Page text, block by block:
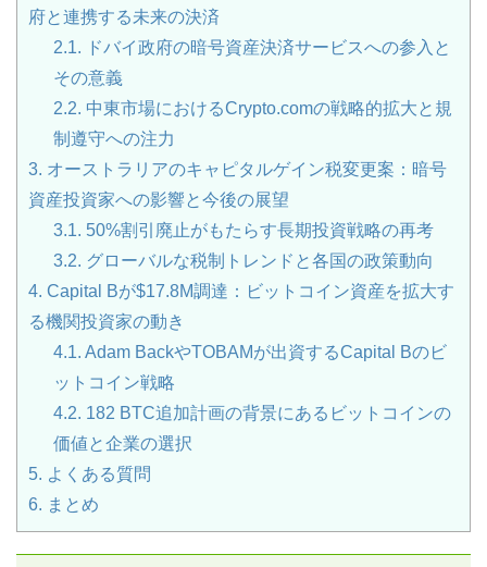
府と連携する未来の決済
2.1. ドバイ政府の暗号資産決済サービスへの参入と
その意義
2.2. 中東市場におけるCrypto.comの戦略的拡大と規
制遵守への注力
3. オーストラリアのキャピタルゲイン税変更案：暗号
資産投資家への影響と今後の展望
3.1. 50%割引廃止がもたらす長期投資戦略の再考
3.2. グローバルな税制トレンドと各国の政策動向
4. Capital Bが$17.8M調達：ビットコイン資産を拡大す
る機関投資家の動き
4.1. Adam BackやTOBAMが出資するCapital Bのビ
ットコイン戦略
4.2. 182 BTC追加計画の背景にあるビットコインの
価値と企業の選択
5. よくある質問
6. まとめ